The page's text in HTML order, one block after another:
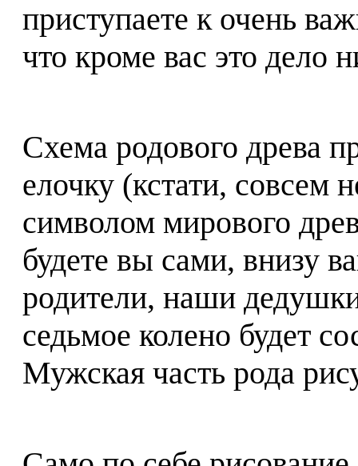
приступаете к очень
что кроме вас это дело
Схема родового древа
елочку (кстати, совсем
символом мирового
будете вы сами, внизу
родители, наши
седьмое колено будет
Мужская часть рода